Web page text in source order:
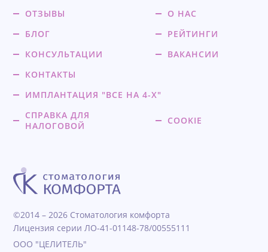
ОТЗЫВЫ
О НАС
БЛОГ
РЕЙТИНГИ
КОНСУЛЬТАЦИИ
ВАКАНСИИ
КОНТАКТЫ
ИМПЛАНТАЦИЯ "ВСЕ НА 4-Х"
СПРАВКА ДЛЯ
НАЛОГОВОЙ
COOKIE
©2014 – 2026 Стоматология комфорта
Лицензия серии ЛО-41-01148-78/00555111
ООО "ЦЕЛИТЕЛЬ"